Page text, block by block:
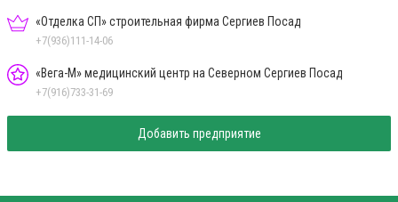
«Отделка СП» строительная фирма Сергиев Посад
+7(936)111-14-06
«Вега-М» медицинский центр на Северном Сергиев Посад
+7(916)733-31-69
Добавить предприятие